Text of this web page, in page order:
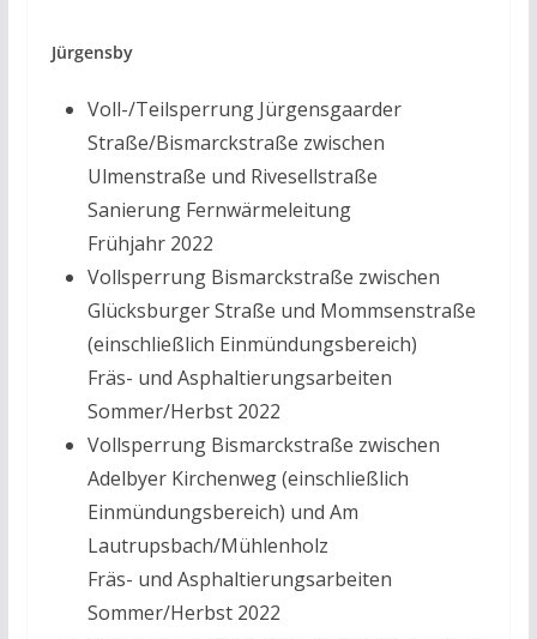
Jürgensby
Voll-/Teilsperrung Jürgensgaarder
Straße/Bismarckstraße zwischen
Ulmenstraße und Rivesellstraße
Sanierung Fernwärmeleitung
Frühjahr 2022
Vollsperrung Bismarckstraße zwischen
Glücksburger Straße und Mommsenstraße
(einschließlich Einmündungsbereich)
Fräs- und Asphaltierungsarbeiten
Sommer/Herbst 2022
Vollsperrung Bismarckstraße zwischen
Adelbyer Kirchenweg (einschließlich
Einmündungsbereich) und Am
Lautrupsbach/Mühlenholz
Fräs- und Asphaltierungsarbeiten
Sommer/Herbst 2022